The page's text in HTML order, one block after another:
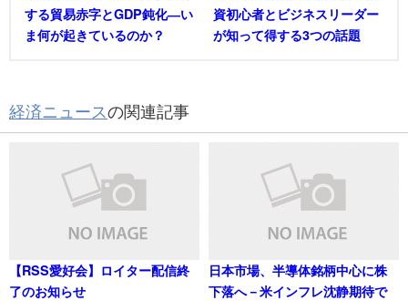
する貿易赤字とGDP鈍化―い
ま何が起きているのか？
資初心者とビジネスリーダー
が知って得する3つの話題
経済ニュースの関連記事
【RSS愛好会】ロイター配信終
了のお知らせ
日本市場、半導体銘柄中心に株
下落へ－米インフレ沈静期待で